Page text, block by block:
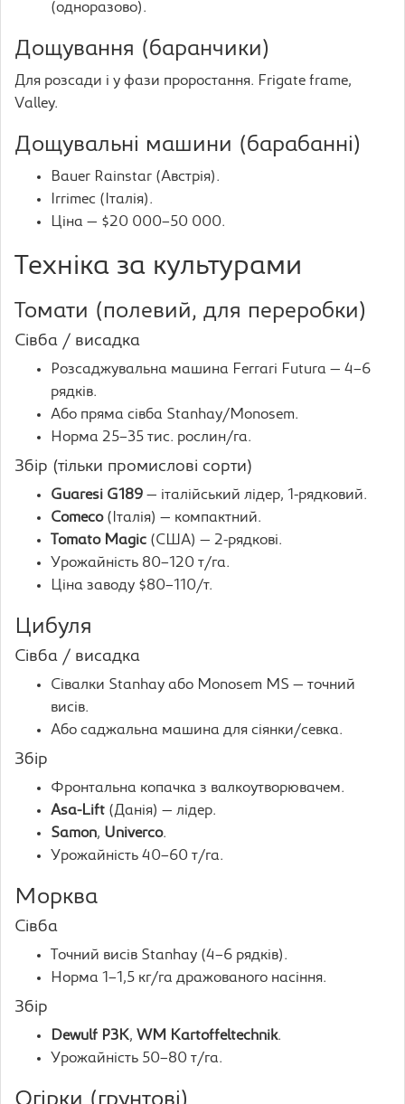
(одноразово).
Дощування (баранчики)
Для розсади і у фази проростання. Frigate frame,
Valley.
Дощувальні машини (барабанні)
Bauer Rainstar (Австрія).
Irrimec (Італія).
Ціна — $20 000–50 000.
Техніка за культурами
Томати (полевий, для переробки)
Сівба / висадка
Розсаджувальна машина Ferrari Futura — 4–6
рядків.
Або пряма сівба Stanhay/Monosem.
Норма 25–35 тис. рослин/га.
Збір (тільки промислові сорти)
Guaresi G189 — італійський лідер, 1-рядковий.
Comeco(Італія) — компактний.
Tomato Magic (США) — 2-рядкові.
Урожайність 80–120 т/га.
Ціна заводу $80–110/т.
Цибуля
Сівба / висадка
Сівалки Stanhay або Monosem MS — точний
висів.
Або саджальна машина для сіянки/севка.
Збір
Фронтальна копачка з валкоутворювачем.
Asa-Lift (Данія) — лідер.
Samon, Univerco.
Урожайність 40–60 т/га.
Морква
Сівба
Точний висів Stanhay (4–6 рядків).
Норма 1–1,5 кг/га дражованого насіння.
Збір
Dewulf P3K, WM Kartoffeltechnik.
Урожайність 50–80 т/га.